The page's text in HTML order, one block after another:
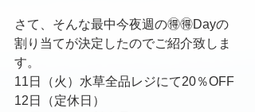
さて、そんな最中今夜週の🉐🉐Dayの
割り当てが決定したのでご紹介致しま
す。
11日（火）水草全品レジにて20％OFF
12日（定休日）